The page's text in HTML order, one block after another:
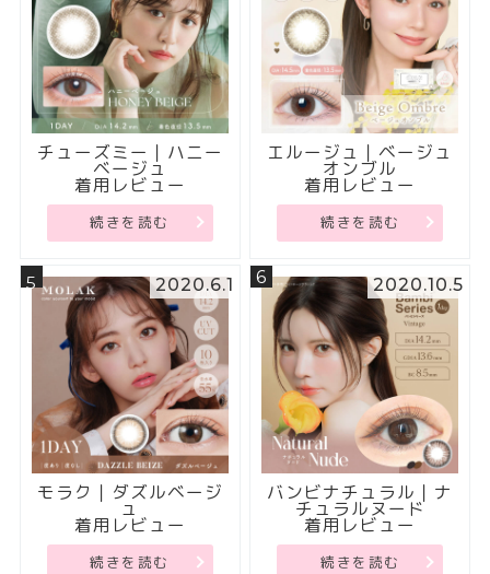
チューズミー｜ハニー
ベージュ
着用レビュー
続きを読む
エルージュ｜ベージュ
オンブル
着用レビュー
続きを読む
5 2020.6.1
モラク｜ダズルベージ
ュ
着用レビュー
続きを読む
6 2020.10.5
バンビナチュラル｜ナ
チュラルヌード
着用レビュー
続きを読む